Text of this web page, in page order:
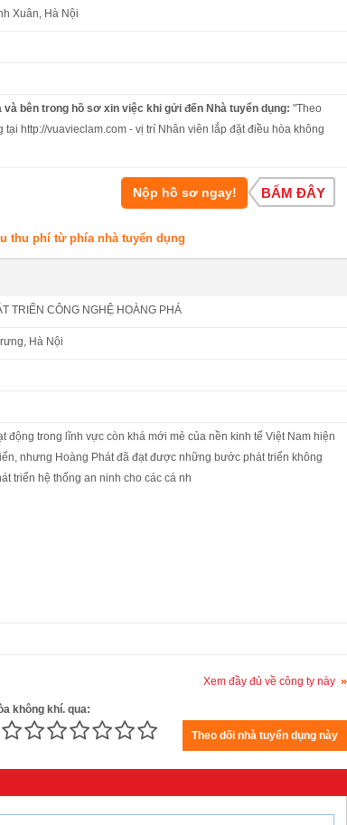
Xuân, Hà Nội
và bên trong hồ sơ xin việc khi gửi đến Nhà tuyển dụng: "Theo
tại http://vuavieclam.com - vị trí Nhân viên lắp đặt điều hòa không
Nộp hồ sơ ngay! BẤM ĐÂY
thu phí từ phía nhà tuyển dụng
TRIỂN CÔNG NGHỆ HOÀNG PHÁ
Hà Nội
động trong lĩnh vực còn khá mới mẻ của nền kinh tế Việt Nam hiện
nhưng Hoàng Phát đã đạt được những bước phát triển không
triển hệ thống an ninh cho các cá nh
Xem đầy đủ về công ty này
không khí. qua: